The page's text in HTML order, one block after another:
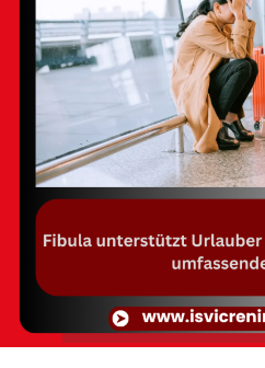
Sharm el Sheikh Sharm el-
für seine Tauchresorts,
Fünf-Sterne-Hotels, zeigt
Reisekäfer-Index von 83,5,
gesundheitliche Probleme
„Forbes“ zeigen, dass mehr
6000 Forenbeiträgen über
Lebensmittelvergiftungen
dies zu vermeiden, sollte
keine rohen oder leicht
konsumiert werden. Wer
Speisen essen.